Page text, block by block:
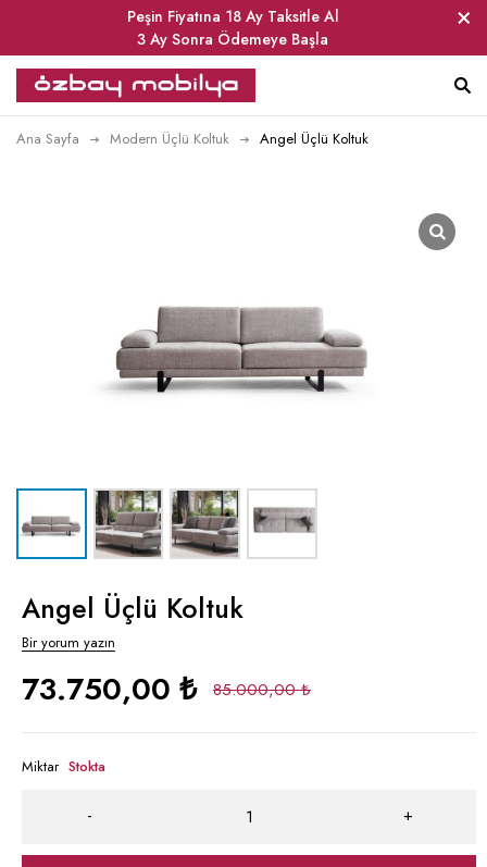
Peşin Fiyatına 18 Ay Taksitle Al
3 Ay Sonra Ödemeye Başla
Ana Sayfa Modern Üçlü Koltuk Angel Üçlü Koltuk
Angel Üçlü Koltuk
Bir yorum yazın
85.000,00₺
73.750,00 ₺
Miktar Stokta